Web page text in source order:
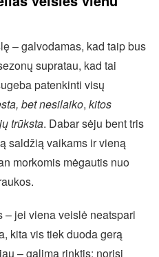
– galvodamas, kad taip bus
supratau, kad tai
patenkinti visų
bet nesilaiko, kitos
trūksta. Dabar sėju bent tris
saldžią vaikams ir vieną
morkomis mėgautis nuo
jei viena veislė neatspari
kita vis tiek duoda gerą
– galima rinktis: norisi